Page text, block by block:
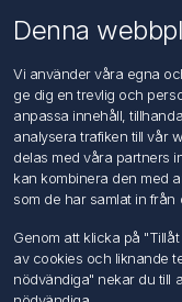
Kontakta oss
Kundtjänst
Sök
Mitt konto
Mina ordrar
Mina adresser
Denna
Vi använder våra egna
ge dig en trevlig och
anpassa innehåll,
analysera trafiken till vår
delas med våra partners
kan kombinera den med
som de har samlat in
Genom att klicka på
av cookies och liknande
nödvändiga" nekar du till